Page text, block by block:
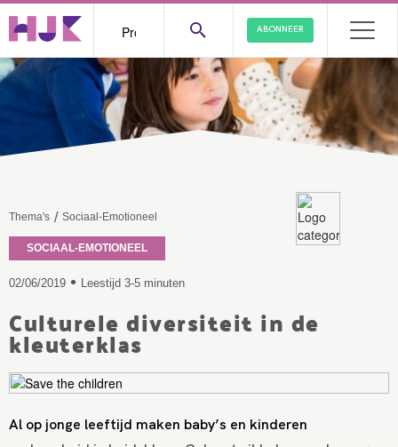
ABONNEER
Thema's / Sociaal-Emotioneel
SOCIAAL-EMOTIONEEL
02/06/2019 • Leestijd 3-5 minuten
Culturele diversiteit in de
kleuterklas
Al op jonge leeftijd maken baby’s en kinderen